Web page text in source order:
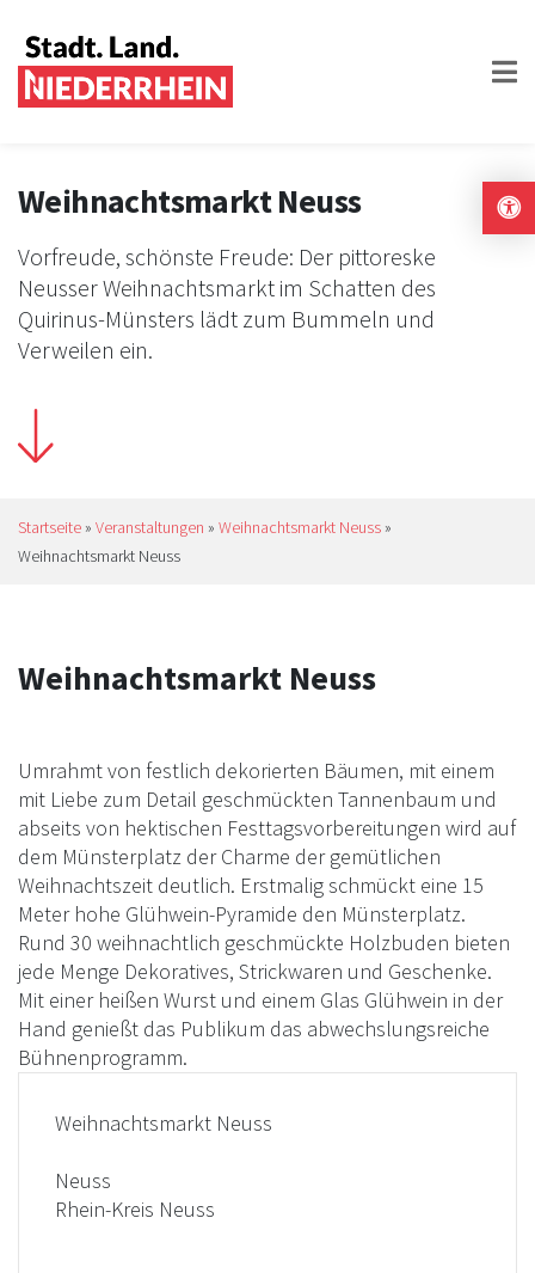
Weihnachtsmarkt Neuss
Vorfreude, schönste Freude: Der pittoreske
Neusser Weihnachtsmarkt im Schatten des
Quirinus-Münsters lädt zum Bummeln und
Verweilen ein.
Startseite » Veranstaltungen » Weihnachtsmarkt Neuss »
Weihnachtsmarkt Neuss
Weihnachtsmarkt Neuss
Umrahmt von festlich dekorierten Bäumen, mit einem
mit Liebe zum Detail geschmückten Tannenbaum und
abseits von hektischen Festtagsvorbereitungen wird auf
dem Münsterplatz der Charme der gemütlichen
Weihnachtszeit deutlich. Erstmalig schmückt eine 15
Meter hohe Glühwein-Pyramide den Münsterplatz.
Rund 30 weihnachtlich geschmückte Holzbuden bieten
jede Menge Dekoratives, Strickwaren und Geschenke.
Mit einer heißen Wurst und einem Glas Glühwein in der
Hand genießt das Publikum das abwechslungsreiche
Bühnenprogramm.
Weihnachtsmarkt Neuss
Neuss
Rhein-Kreis Neuss